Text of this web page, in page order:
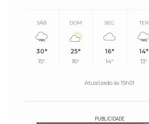
SÁB
30°
15°
DOM
25°
16°
SEG
16°
14°
TER
14°
13°
Atualizado às 15h01
PUBLICIDADE